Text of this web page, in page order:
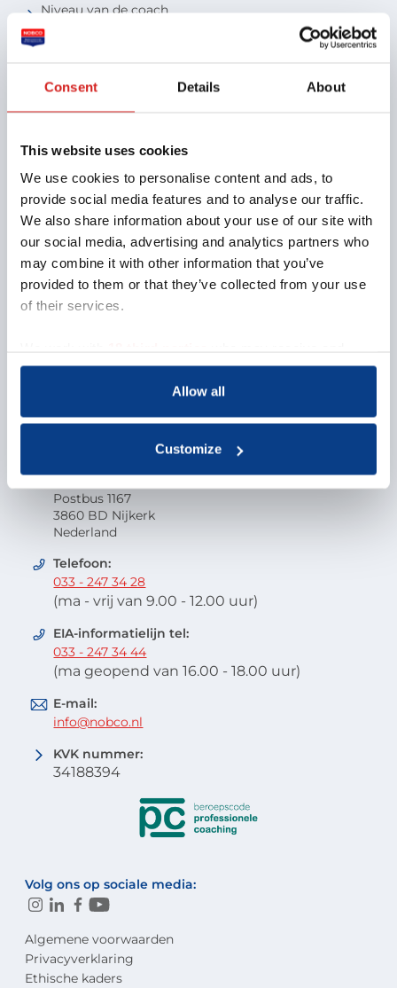
Consent Details About
This website uses cookies
We use cookies to personalise content and ads, to
provide social media features and to analyse our traffic.
We also share information about your use of our site with
our social media, advertising and analytics partners who
may combine it with other information that you’ve
provided to them or that they’ve collected from your use
of their services.
process your information.
Allow all
Customize
Niveau van de coach
Voor studenten
Aansluiten als coachbureau
Over NOBCO
Missie en visie
Organisatie
EMCC Global
Beroepscode
Contactgegevens
Postbus 1167
3860 BD Nijkerk
Nederland
Telefoon:
033 - 247 34 28
(ma - vrij van 9.00 - 12.00 uur)
EIA-informatielijn tel:
033 - 247 34 44
(ma geopend van 16.00 - 18.00 uur)
E-mail:
info@nobco.nl
KVK nummer:
34188394
Volg ons op sociale media:
Algemene voorwaarden
Privacyverklaring
Ethische kaders